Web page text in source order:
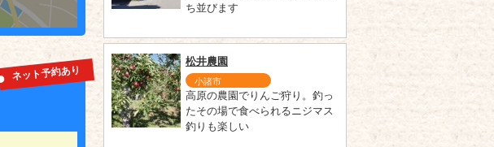
ネット予約あり
ち並びます
松井農園
小諸市
高原の農園でりんご狩り。釣っ
たその場で食べられるニジマス
釣りも楽しい